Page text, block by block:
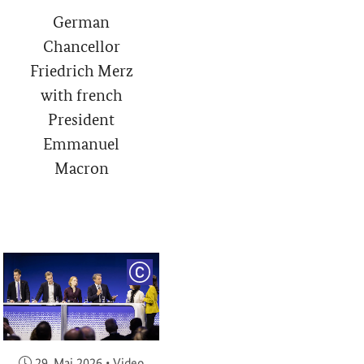
German
Chancellor
Friedrich Merz
with french
President
Emmanuel
Macron
COPYRIGHT